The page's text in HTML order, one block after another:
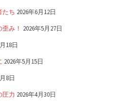
たち 2026年6月12日
み！ 2026年5月27日
18日
2026年5月15日
8日
圧力 2026年4月30日